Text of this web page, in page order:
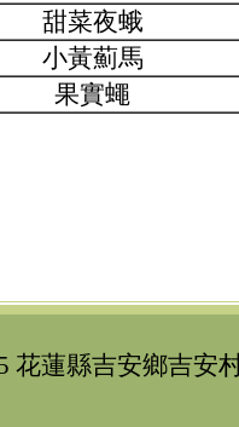
甜菜夜蛾
小黃薊馬
果實蠅
花蓮縣吉安鄉吉安